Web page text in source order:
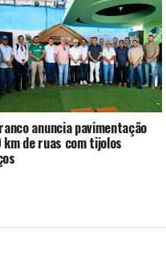
anuncia pavimentação
km de ruas com tijolos